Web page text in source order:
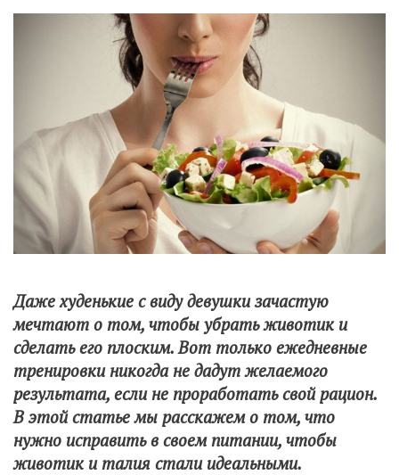
Даже худенькие с виду девушки зачастую
мечтают о том, чтобы убрать животик и
сделать его плоским. Вот только ежедневные
тренировки никогда не дадут желаемого
результата, если не проработать свой рацион.
В этой статье мы расскажем о том, что
нужно исправить в своем питании, чтобы
животик и талия стали идеальными.